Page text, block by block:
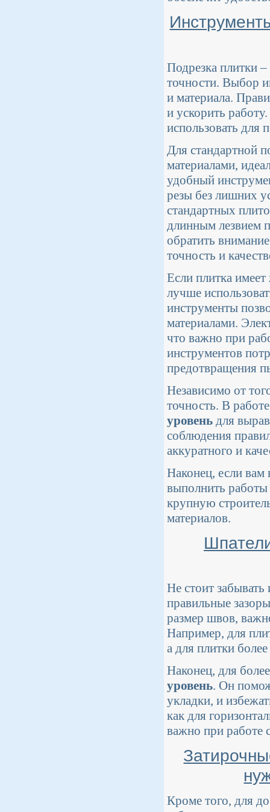
Подрезка плитки
точности. Выбор
и материала.
и ускорить
использовать для
Для стандартной
материалами,
удобный
резы без лишних
стандартных
длинным лезвием
обратить
точность и
Если плитка
лучше
инструменты
материалами.
что важно при
инструментов
предотвращения
Независимо от
точность. В
уровень для
соблюдения
аккуратного и
Наконец, если
выполнить работы
крупную
материалов.
Не стоит забывать
правильные
размер швов,
Например, для
а для плитки
Наконец, для
уровень. Он
укладки, и
как для
важно при работе
Кроме того, для